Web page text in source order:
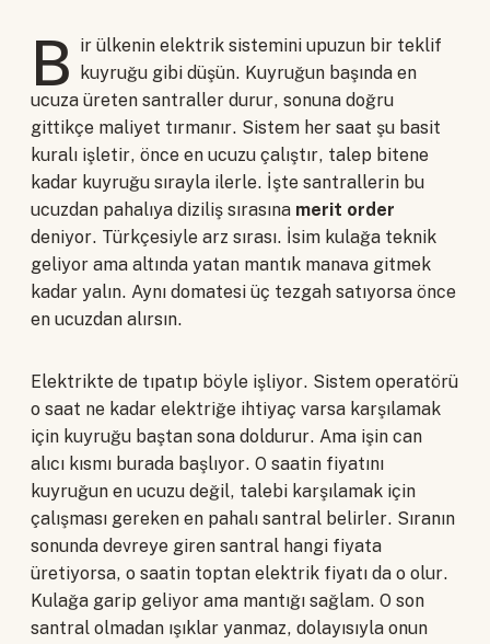
B ir ülkenin elektrik sistemini upuzun bir teklif
kuyruğu gibi düşün. Kuyruğun başında en
ucuza üreten santraller durur, sonuna doğru
gittikçe maliyet tırmanır. Sistem her saat şu basit
kuralı işletir, önce en ucuzu çalıştır, talep bitene
kadar kuyruğu sırayla ilerle. İşte santrallerin bu
ucuzdan pahalıya diziliş sırasına merit order
deniyor. Türkçesiyle arz sırası. İsim kulağa teknik
geliyor ama altında yatan mantık manava gitmek
kadar yalın. Aynı domatesi üç tezgah satıyorsa önce
en ucuzdan alırsın.
Elektrikte de tıpatıp böyle işliyor. Sistem operatörü
o saat ne kadar elektriğe ihtiyaç varsa karşılamak
için kuyruğu baştan sona doldurur. Ama işin can
alıcı kısmı burada başlıyor. O saatin fiyatını
kuyruğun en ucuzu değil, talebi karşılamak için
çalışması gereken en pahalı santral belirler. Sıranın
sonunda devreye giren santral hangi fiyata
üretiyorsa, o saatin toptan elektrik fiyatı da o olur.
Kulağa garip geliyor ama mantığı sağlam. O son
santral olmadan ışıklar yanmaz, dolayısıyla onun